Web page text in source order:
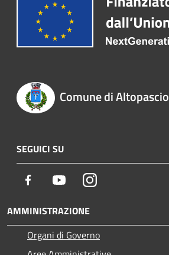
Comune di Altopascio
SEGUICI SU
Facebook YoutubeInstagram
AMMINISTRAZIONE
Organi di Governo